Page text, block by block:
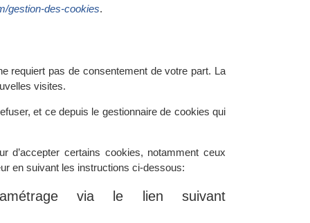
gestion-des-cookies.
requiert pas de consentement de votre part. La
visites.
et ce depuis le gestionnaire de cookies qui
d’accepter certains cookies, notamment ceux
en suivant les instructions ci-dessous:
via le lien suivant